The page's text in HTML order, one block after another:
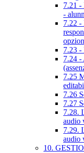
7.21 -
-
7.22 -
7.23 -
7.24 -
7.25
7.26
7.27
7.28.
audio
7.29.
audio
10.